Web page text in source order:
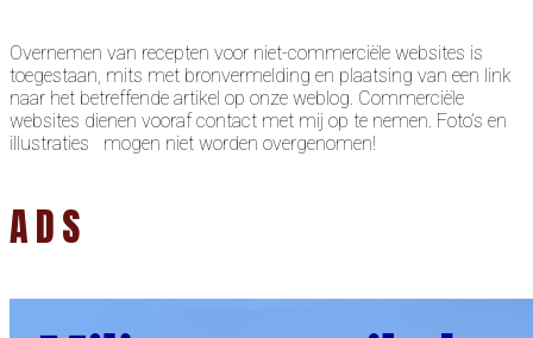
Overnemen van recepten voor niet-commerciële websites is
toegestaan, mits met bronvermelding en plaatsing van een link
naar het betreffende artikel op onze weblog. Commerciële
websites dienen vooraf contact met mij op te nemen. Foto’s en
illustraties mogen niet worden overgenomen!
ADS